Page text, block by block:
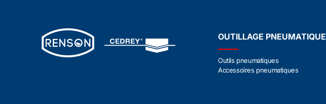
OUTILLAGE PNEUMATIQUE
Outils pneumatiques
Accessoires pneumatiques